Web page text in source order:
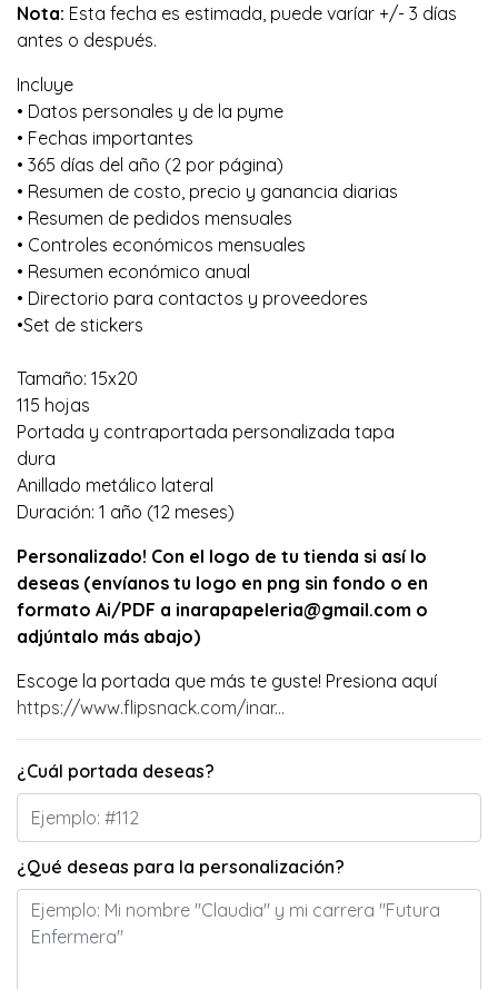
Nota: Esta fecha es estimada, puede varíar +/- 3 días
antes o después.
Incluye
• Datos personales y de la pyme
• Fechas importantes
• 365 días del año (2 por página)
• Resumen de costo, precio y ganancia diarias
• Resumen de pedidos mensuales
• Controles económicos mensuales
• Resumen económico anual
• Directorio para contactos y proveedores
•Set de stickers
Tamaño: 15x20
115 hojas
Portada y contraportada personalizada tapa
dura
Anillado metálico lateral
Duración: 1 año (12 meses)
Personalizado! Con el logo de tu tienda si así lo
deseas (envíanos tu logo en png sin fondo o en
formato Ai/PDF a inarapapeleria@gmail.com o
adjúntalo más abajo)
Escoge la portada que más te guste! Presiona aquí
https://www.flipsnack.com/inar...
¿Cuál portada deseas?
¿Qué deseas para la personalización?